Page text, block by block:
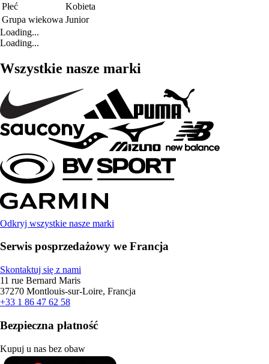
Płeć
Kobieta
Grupa wiekowa Junior
Loading...
Loading...
Wszystkie nasze marki
Odkryj wszystkie nasze marki
Serwis posprzedażowy we Francja
Skontaktuj się z nami
11 rue Bernard Maris
37270 Montlouis-sur-Loire, Francja
+33 1 86 47 62 58
Bezpieczna płatność
Kupuj u nas bez obaw